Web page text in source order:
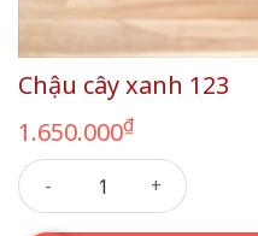
Chậu cây xanh 123
1.650.000₫
Chậu cây xanh 123 số lượng